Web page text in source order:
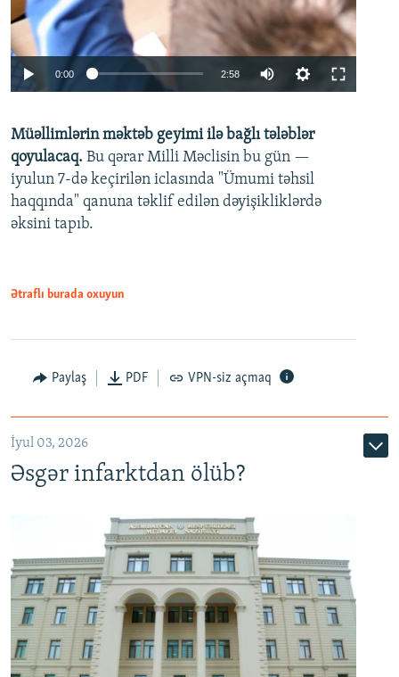
Auto 240p 360p 480p
720p 1080p
0:00 2:58
360p
480p
720p
Müəllimlərin məktəb geyimi ilə bağlı tələblər
qoyulacaq. Bu qərar Milli Məclisin bu gün —
iyulun 7-də keçirilən iclasında "Ümumi təhsil
haqqında" qanuna təklif edilən dəyişikliklərdə
əksini tapıb.
Ətraflı burada oxuyun
Paylaş PDF VPN-siz açmaq
İyul 03, 2026
Əsgər infarktdan ölüb?